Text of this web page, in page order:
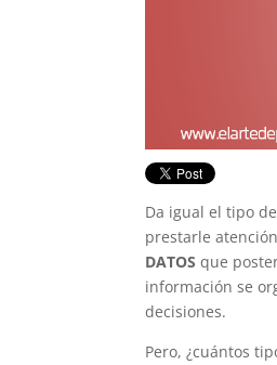
Da igual el tipo
prestarle
DATOS que
información se
decisiones.
Pero, ¿cuántos